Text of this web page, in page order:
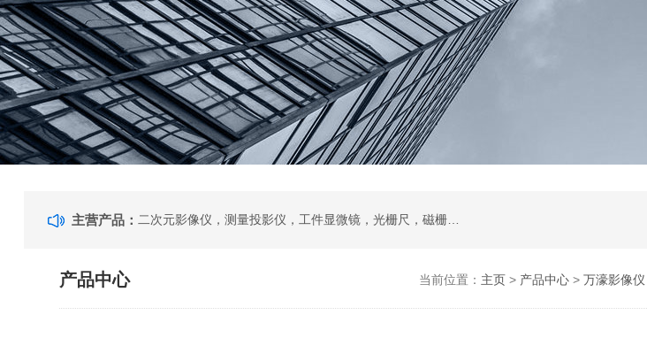
主营产品：
产品中心 当前位置： 主页> 产品中心> 万濠影像仪